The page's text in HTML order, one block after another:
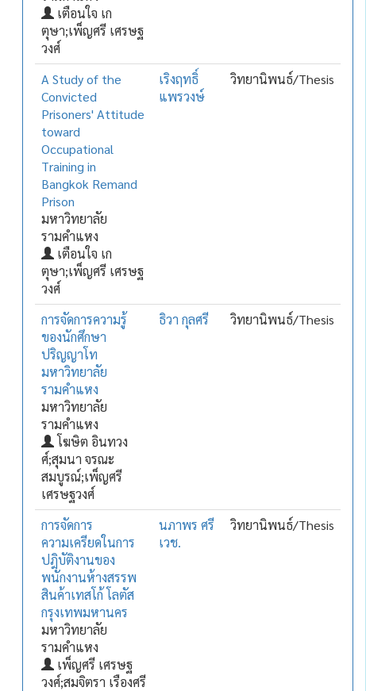
เตือนใจ เก
ตุษา;เพ็ญศรี เศรษฐ
วงศ์
A Study of the
Convicted
Prisoners' Attitude
toward
Occupational
Training in
Bangkok Remand
Prison
มหาวิทยาลัย
รามคำแหง
เตือนใจ เก
ตุษา;เพ็ญศรี เศรษฐ
วงศ์
เริงฤทธิ์
แพรวงษ์
วิทยานิพนธ์/Thesis
การจัดการความรู้
ของนักศึกษา
ปริญญาโท
มหาวิทยาลัย
รามคำแหง
มหาวิทยาลัย
รามคำแหง
โฆษิต อินทวง
ศ์;สุมนา จรณะ
สมบูรณ์;เพ็ญศรี
เศรษฐวงศ์
ธิวา กุลศรี วิทยานิพนธ์/Thesis
การจัดการ
ความเครียดในการ
ปฎิบัติงานของ
พนักงานห้างสรรพ
สินค้าเทสโก้ โลตัส
กรุงเทพมหานคร
มหาวิทยาลัย
รามคำแหง
เพ็ญศรี เศรษฐ
วงศ์;สมจิตรา เรืองศรี
นภาพร ศรี
เวช.
วิทยานิพนธ์/Thesis